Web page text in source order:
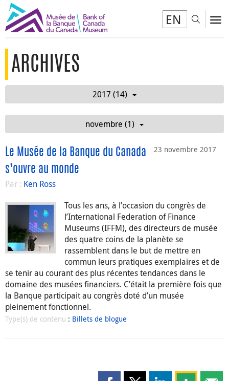
EN
ARCHIVES
2017 (14)
novembre (1)
23 novembre 2017
Le Musée de la Banque du Canada
s’ouvre au monde
Par : Ken Ross
Tous les ans, à l’occasion du congrès de
l’International Federation of Finance
Museums (IFFM), des directeurs de musée
des quatre coins de la planète se
rassemblent dans le but de mettre en
commun leurs pratiques exemplaires et de
se tenir au courant des plus récentes tendances dans le
domaine des musées financiers. C’était la première fois que
la Banque participait au congrès doté d’un musée
pleinement fonctionnel.
Type(s) de contenu : Billets de blogue